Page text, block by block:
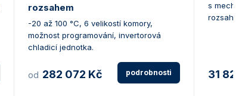
rozsahem
-20 až 100 °C, 6 velikostí komory,
možnost programování, invertorová
chladicí jednotka.
od 282 072 Kč podrobnosti
s
rozsah
31